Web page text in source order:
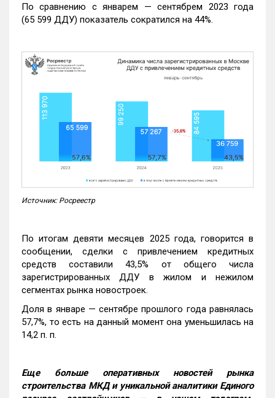
По сравнению с январем — сентябрем 2023 года
(65 599 ДДУ) показатель сократился на 44%.
Источник: Росреестр
По итогам девяти месяцев 2025 года, говорится в
сообщении, сделки с привлечением кредитных
средств составили 43,5% от общего числа
зарегистрированных ДДУ в жилом и нежилом
сегментах рынка новостроек.
Доля в январе — сентябре прошлого года равнялась
57,7%, то есть на данный момент она уменьшилась на
14,2 п. п.
Еще больше оперативных новостей рынка
строительства МКД и уникальной аналитики Единого